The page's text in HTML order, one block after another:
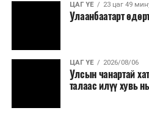
ЦАГ ҮЕ 23 цаг 49
Улаанбаатарт
ЦАГ ҮЕ 2026/08/06
Улсын чанартай
талаас илүү хувь